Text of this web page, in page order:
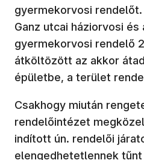
gyermekorvosi rendelőt.
Ganz utcai háziorvosi és
gyermekorvosi rendelő
átköltözött az akkor
épületbe, a terület
Csakhogy miután
rendelőintézet
indított ún. rendelői
elengedhetetlennek